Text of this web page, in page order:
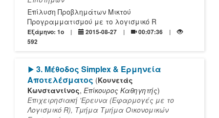
Επίλυση Προβλημάτων Μικτού
Προγραμματισμού με το λογισμικό R
Εξάμηνο: 1o 2015-08-27
00:07:36
592
[Play]
3. Μέθοδος Simplex & Ερμηνεία
Αποτελέσματος (Κουνετάς
Κωνσταντίνος, Επίκουρος Καθηγητής)
Επιχειρησιακή 'Ερευνα (Εφαρμογές με το
Λογισμικό R), Τμήμα Τμήμα Οικονομικών